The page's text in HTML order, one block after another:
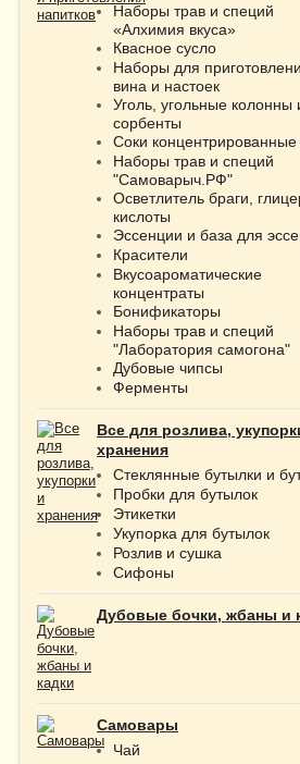
Наборы трав и специй
«Алхимия вкуса»
Квасное сусло
Наборы для
вина и настоек
Уголь, угольные колонны
сорбенты
Соки концентрированные
Наборы трав и специй
"Самоварыч.РФ"
Осветлитель браги,
кислоты
Эссенции и база для
Красители
Вкусоароматические
концентраты
Бонификаторы
Наборы трав и специй
"Лаборатория самогона"
Дубовые чипсы
Ферменты
Все для розлива,
хранения
Стеклянные бутылки и
Пробки для бутылок
Этикетки
Укупорка для бутылок
Розлив и сушка
Сифоны
Дубовые бочки, жбаны и
Самовары
Чай